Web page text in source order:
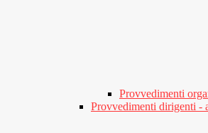
Provvedimenti
Provvedimenti dirigenti -